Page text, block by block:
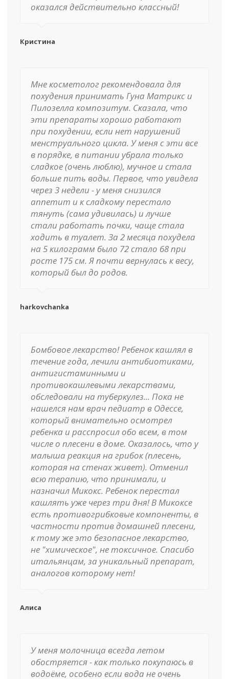
оказался действительно классный!
Кристина
Мне косметолог рекомендовала для
похудения принимать Гуна Матрикс и
Пилозелла композитум. Сказала, что
эти препараты хорошо работают
при похудении, если нет нарушений
менструального цикла. У меня с эти все
в порядке, в питании убрала только
сладкое (очень люблю), мучное и стала
больше пить воды. Первое, что увидела
через 3 недели - у меня снизился
аппетит и к сладкому перестало
тянуть (сама удивилась) и лучше
стали работать почки, чаще стала
ходить в туалет. За 2 месяца похудела
на 5 килограмм было 72 стало 68 при
росте 175 см. Я почти вернулась к весу,
который был до родов.
harkovchanka
Бомбовое лекарство! Ребенок кашлял в
течение года, лечили антибиотиками,
антигистаминными и
противокашлевыми лекарствами,
обследовали на туберкулез... Пока не
нашелся нам врач педиатр в Одессе,
который внимательно осмотрел
ребенка и расспросил обо всем, в том
числе о плесени в доме. Оказалось, что у
малыша реакция на грибок (плесень,
которая на стенах живет). Отменил
всю терапию, что принимали, и
назначил Микокс. Ребенок перестал
кашлять уже через три дня! В Микоксе
есть противогрибковые компоненты, в
частности против домашней плесени,
к тому же это безопасное лекарство,
не "химическое", не токсичное. Спасибо
итальянцам, за уникальный препарат,
аналогов которому нет!
Алиса
У меня молочница всегда летом
обостряется - как только покупаюсь в
водоёме, особено если вода не очень